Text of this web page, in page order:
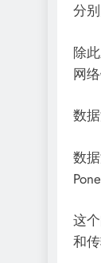
分
除
网
数
数
这
和